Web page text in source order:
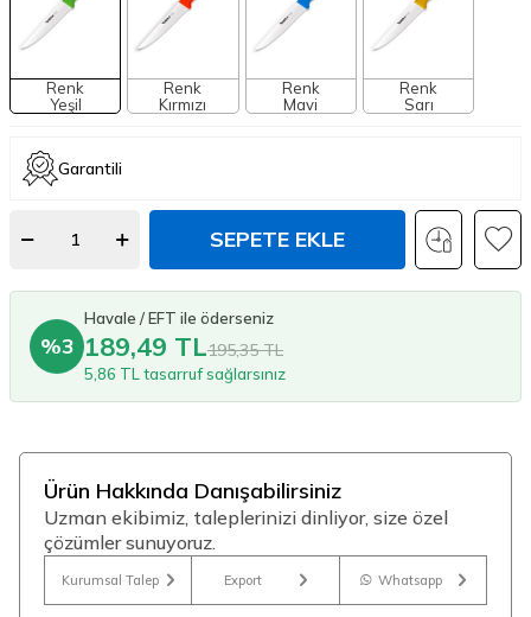
Renk
Yeşil
Renk
Kırmızı
Renk
Mavi
Renk
Sarı
Garantili
SEPETE EKLE
%3
Havale / EFT ile öderseniz
189,49 TL195,35 TL
5,86 TL tasarruf sağlarsınız
Ürün Hakkında Danışabilirsiniz
Uzman ekibimiz, taleplerinizi dinliyor, size özel
çözümler sunuyoruz.
Kurumsal Talep Export Whatsapp